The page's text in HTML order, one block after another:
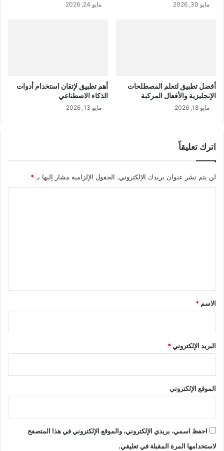
مايو 30, 2026 مايو 24, 2026
أفضل تطبيق لتعلم المصطلحات
الإنجليزية والأفعال المركبة
مايو 18, 2026
أهم تطبيق لإتقان استخدام أدوات
الذكاء الاصطناعي
مايو 13, 2026
اترك تعليقاً
لن يتم نشر عنوان بريدك الإلكتروني. الحقول الإلزامية مشار إليها بـ*
*
الاسم *
البريد الإلكتروني*
الموقع الإلكتروني
احفظ اسمي، بريدي الإلكتروني، والموقع الإلكتروني في هذا المتصفح
لاستخدامها المرة المقبلة في تعليقي.